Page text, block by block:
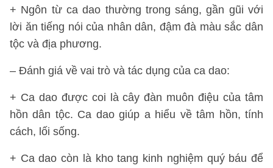
+ Ngôn từ ca dao thường trong sáng, gần gũi với
lời ăn tiếng nói của nhân dân, đậm đà màu sắc dân
tộc và địa phương.
– Đánh giá về vai trò và tác dụng của ca dao:
+ Ca dao được coi là cây đàn muôn điệu của tâm
hồn dân tộc. Ca dao giúp a hiểu về tâm hồn, tính
cách, lối sống.
+ Ca dao còn là kho tang kinh nghiệm quý báu để